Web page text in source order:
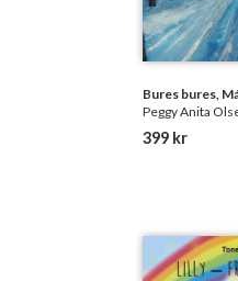
Bures bures,
Peggy Anita
399 kr